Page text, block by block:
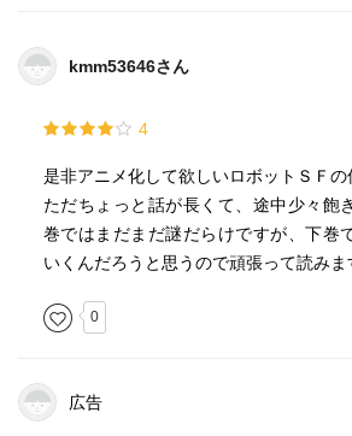
kmm53646さん
4
是非アニメ化して欲しいロボットＳＦの
ただちょっと話が長くて、途中少々飽
巻ではまだまだ謎だらけですが、下巻
いくんだろうと思うので頑張って読みま
0
広告